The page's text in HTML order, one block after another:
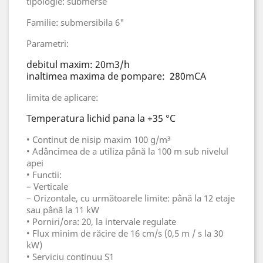
Familie: submersibila 6"
Parametri:
debitul maxim: 20m3/h
inaltimea maxima de pompare: 280mCA
limita de aplicare:
Temperatura lichid pana la +35 °C
• Continut de nisip maxim 100 g/m³
• Adâncimea de a utiliza până la 100 m sub nivelul
apei
• Functii:
– Verticale
– Orizontale, cu următoarele limite: până la 12 etaje
sau până la 11 kW
• Porniri/ora: 20, la intervale regulate
• Flux minim de răcire de 16 cm/s (0,5 m / s la 30
kW)
• Serviciu continuu S1